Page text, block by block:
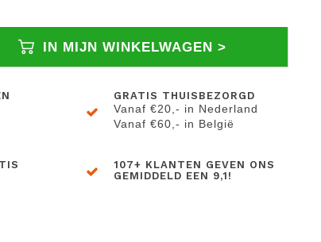
IN MIJN WINKELWAGEN >
GRATIS THUISBEZORGD
Vanaf €20,- in Nederland
Vanaf €60,- in België
107+ KLANTEN GEVEN ONS
GEMIDDELD EEN 9,1!